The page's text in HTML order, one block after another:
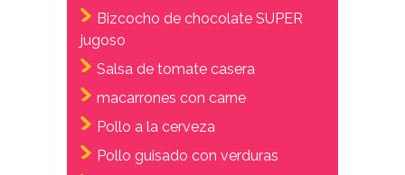
Bizcocho de chocolate SUPER
jugoso
Salsa de tomate casera
macarrones con carne
Pollo a la cerveza
Pollo guisado con verduras